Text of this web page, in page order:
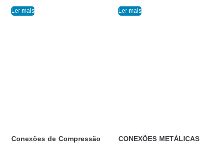
Ler mais Ler mais
Conexões de Compressão
CONEXÕES METÁLICAS